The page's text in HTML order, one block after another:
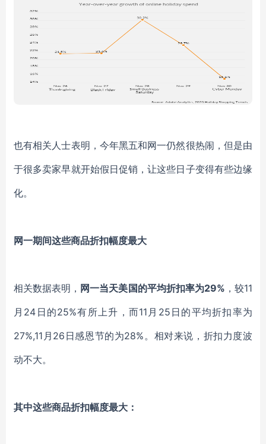
也有相关人士表明，今年黑五和网一仍然很热闹，但是由
于很多卖家早就开始假日促销，让这些日子变得有些边缘
化。
网一期间这些商品折扣幅度最大
相关数据表明， 网一当天美国的平均折扣率为29% ，较11
月24日的25%有所上升，而11月25日的平均折扣率为
27%,11月26日感恩节的为28%。相对来说，折扣力度波
动不大。
其中这些商品折扣幅度最大：